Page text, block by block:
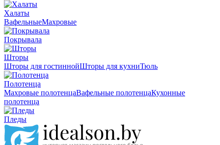
Халаты
ВафельныеМахровые
Покрывала
Шторы
Шторы для гостиннойШторы для кухниТюль
Полотенца
Махровые полотенцаВафельные полотенцаКухонные
полотенца
Пледы